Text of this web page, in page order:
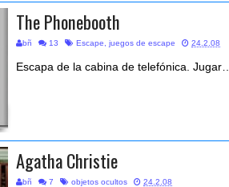
The Phonebooth
bñ 13 Escape juegos de escape 24.2.08
Escapa de la cabina de telefónica. Jugar…
Agatha Christie
bñ 7 objetos ocultos 24.2.08